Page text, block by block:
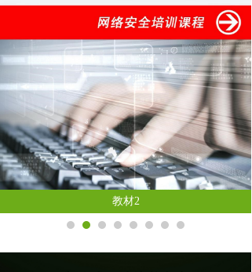
教材2